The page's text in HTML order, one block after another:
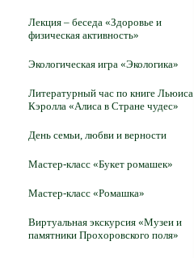
Лекция – беседа «Здоровье и
физическая активность»
Экологическая игра «Экологика»
Литературный час по книге Льюиса
Кэролла «Алиса в Стране чудес»
День семьи, любви и верности
Мастер-класс «Букет ромашек»
Мастер-класс «Ромашка»
Виртуальная экскурсия «Музеи и
памятники Прохоровского поля»